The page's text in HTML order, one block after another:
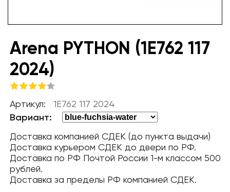
Arena PYTHON (1E762 117
2024)
Артикул: 1E762 117 2024
Вариант:
Доставка компанией СДЕК (до пункта выдачи)
Доставка курьером СДЕК до двери по РФ.
Доставка по РФ Почтой России 1-м классом 500
рублей.
Доставка за пределы РФ компанией СДЕК.